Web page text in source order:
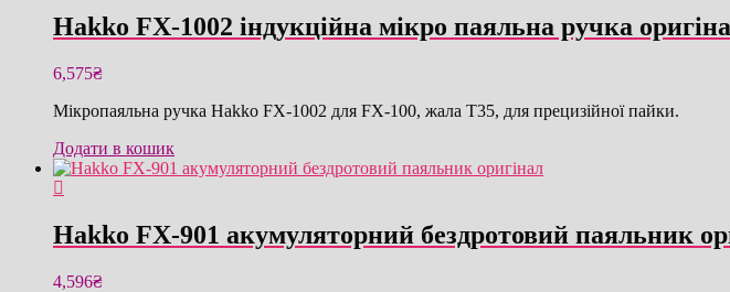
Hakko FX-1002 індукційна мікро паяльна ручка
6,575₴
Мікропаяльна ручка Hakko FX-1002 для FX-100, жала T35, для прецизійної пайки.
Додати в кошик
Hakko FX-901 акумуляторний бездротовий паяльник
4,596₴